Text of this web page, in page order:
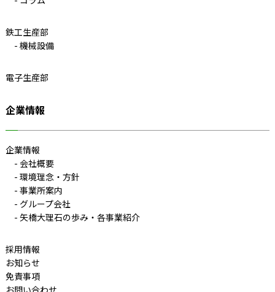
鉄工生産部
機械設備
電子生産部
企業情報
企業情報
会社概要
環境理念・方針
事業所案内
グループ会社
矢橋大理石の歩み・各事業紹介
採用情報
お知らせ
免責事項
お問い合わせ